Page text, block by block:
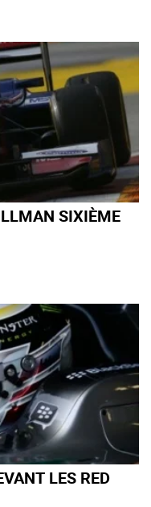
SIXIÈME
LES RED